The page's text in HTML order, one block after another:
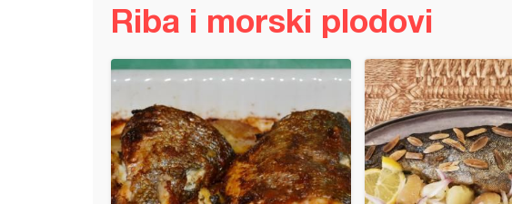
Riba i morski plodovi
štapići orade sa pesto umakom